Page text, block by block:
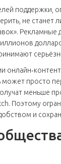
поддержки,
не станет
может просто
меньше
Поэтому
и